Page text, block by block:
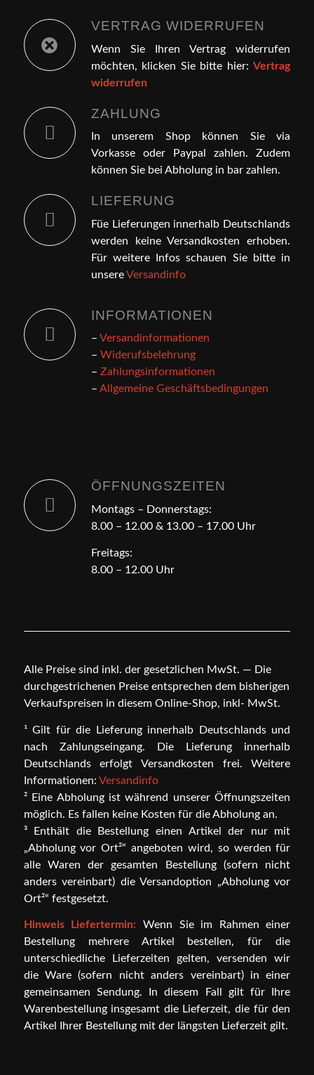
VERTRAG WIDERRUFEN
Wenn Sie Ihren Vertrag widerrufen
möchten, klicken Sie bitte hier:Vertrag
widerrufen
ZAHLUNG
In unserem Shop können Sie via
Vorkasse oder Paypal zahlen. Zudem
können Sie bei Abholung in bar zahlen.
LIEFERUNG
Füe Lieferungen innerhalb Deutschlands
werden keine Versandkosten erhoben.
Für weitere Infos schauen Sie bitte in
unsereVersandinfo
INFORMATIONEN
– Versandinformationen
– Widerufsbelehrung
– Zahlungsinformationen
– Allgemeine Geschäftsbedingungen
ÖFFNUNGSZEITEN
Montags – Donnerstags:
8.00 – 12.00 & 13.00 – 17.00 Uhr
Freitags:
8.00 – 12.00 Uhr
Alle Preise sind inkl. der gesetzlichen MwSt. — Die
durchgestrichenen Preise entsprechen dem bisherigen
Verkaufspreisen in diesem Online-Shop, inkl- MwSt.
¹ Gilt für die Lieferung innerhalb Deutschlands und
nach Zahlungseingang. Die Lieferung innerhalb
Deutschlands erfolgt Versandkosten frei. Weitere
Informationen: Versandinfo
² Eine Abholung ist während unserer Öffnungszeiten
möglich. Es fallen keine Kosten für die Abholung an.
³ Enthält die Bestellung einen Artikel der nur mit
„Abholung vor Ort²“ angeboten wird, so werden für
alle Waren der gesamten Bestellung (sofern nicht
anders vereinbart) die Versandoption „Abholung vor
Ort²“ festgesetzt.
Hinweis Liefertermin: Wenn Sie im Rahmen einer
Bestellung mehrere Artikel bestellen, für die
unterschiedliche Lieferzeiten gelten, versenden wir
die Ware (sofern nicht anders vereinbart) in einer
gemeinsamen Sendung. In diesem Fall gilt für Ihre
Warenbestellung insgesamt die Lieferzeit, die für den
Artikel Ihrer Bestellung mit der längsten Lieferzeit gilt.